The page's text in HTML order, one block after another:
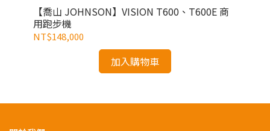
【喬山 JOHNSON】VISION T600、T600E 商
用跑步機
NT$148,000
加入購物車